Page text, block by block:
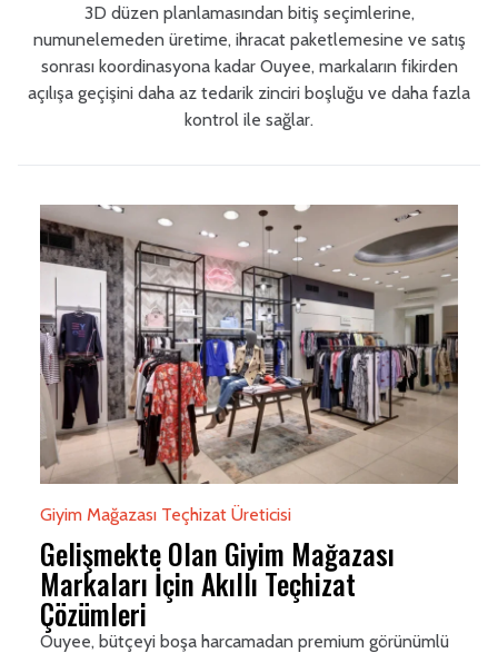
3D düzen planlamasından bitiş seçimlerine,
numunelemeden üretime, ihracat paketlemesine ve satış
sonrası koordinasyona kadar Ouyee, markaların fikirden
açılışa geçişini daha az tedarik zinciri boşluğu ve daha fazla
kontrol ile sağlar.
Giyim Mağazası Teçhizat Üreticisi
Gelişmekte Olan Giyim Mağazası
Markaları İçin Akıllı Teçhizat
Çözümleri
Ouyee, bütçeyi boşa harcamadan premium görünümlü